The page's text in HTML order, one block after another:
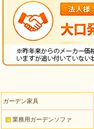
ガーデン家具
業務用ガーデンソファ